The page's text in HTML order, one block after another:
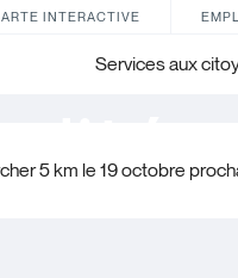
INTERACTIVE
Services aux
5 km le 19 octobre